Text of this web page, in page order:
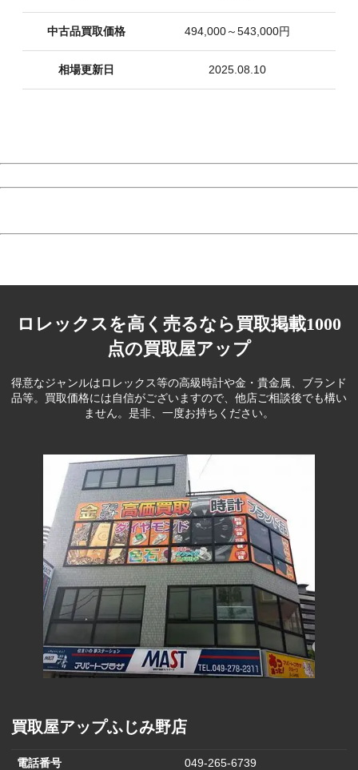
中古品買取価格 494,000～543,000円
相場更新日 2025.08.10
ロレックスを高く売るなら買取掲載1000
点の買取屋アップ
得意なジャンルはロレックス等の高級時計や金・貴金属、ブランド
品等。 買取価格には自信がございますので、他店ご相談後でも構い
ません。是非、一度お持ちください。
買取屋アップふじみ野店
電話番号 049-265-6739